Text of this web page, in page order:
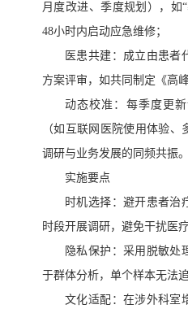
月度改进、季度规划），如
48小时内启动应急维修；
医患共建：成立由患者
方案评审，如共同制定《高
动态校准：每季度更
（如互联网医院使用体验
调研与业务发展的同频共振。
实施要点
时机选择：避开患者治
时段开展调研，避免干扰医疗
隐私保护：采用脱敏处
于群体分析，单个样本无法
文化适配：在涉外科室